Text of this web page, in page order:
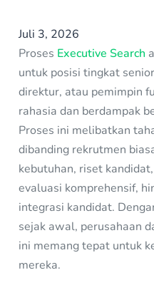
Juli 3, 2026
Proses Executive Search
untuk posisi tingkat
direktur, atau pemimpin
rahasia dan berdampak
Proses ini melibatkan
dibanding rekrutmen
kebutuhan, riset
evaluasi komprehensif,
integrasi kandidat.
sejak awal, perusahaan
ini memang tepat untuk
mereka.